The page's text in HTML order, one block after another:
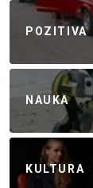
POZITIVA
NAUKA
KULTURA